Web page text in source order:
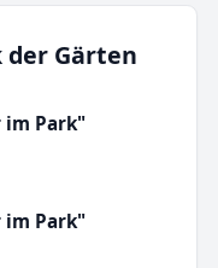
der Gärten
Park"
Park"